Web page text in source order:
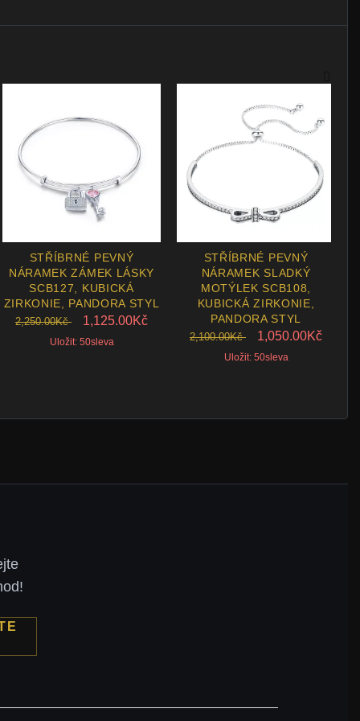
STŘÍBRNÉ PEVNÝ
NÁRAMEK ZÁMEK LÁSKY
SCB127, KUBICKÁ
ZIRKONIE, PANDORA STYL
2,250.00Kč
1,125.00Kč
Uložit: 50sleva
STŘÍBRNÉ PEVNÝ
NÁRAMEK SLADKÝ
MOTÝLEK SCB108,
KUBICKÁ ZIRKONIE,
PANDORA STYL
2,100.00Kč
1,050.00Kč
Uložit: 50sleva